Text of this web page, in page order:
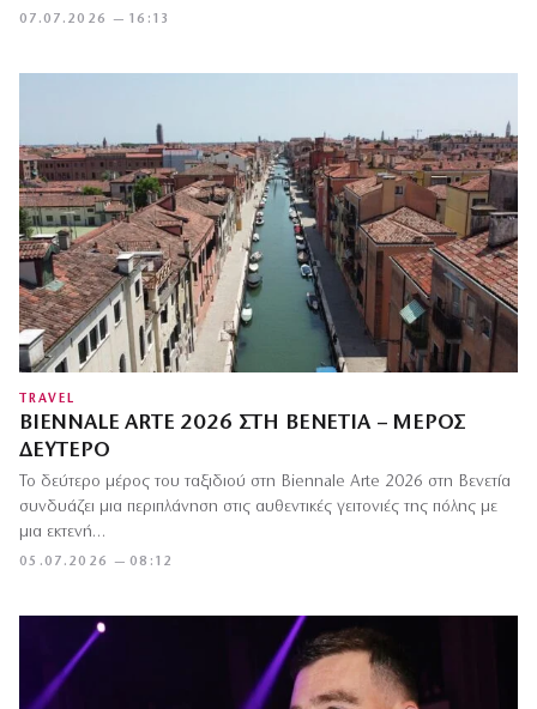
07.07.2026 — 16:13
TRAVEL
BIENNALE ARTE 2026 ΣΤΗ ΒΕΝΕΤΊΑ – ΜΈΡΟΣ
ΔΕΎΤΕΡΟ
05.07.2026 — 08:12
Το δεύτερο μέρος του ταξιδιού στη Biennale Arte 2026 στη Βενετία
συνδυάζει μια περιπλάνηση στις αυθεντικές γειτονιές της πόλης με
μια εκτενή…